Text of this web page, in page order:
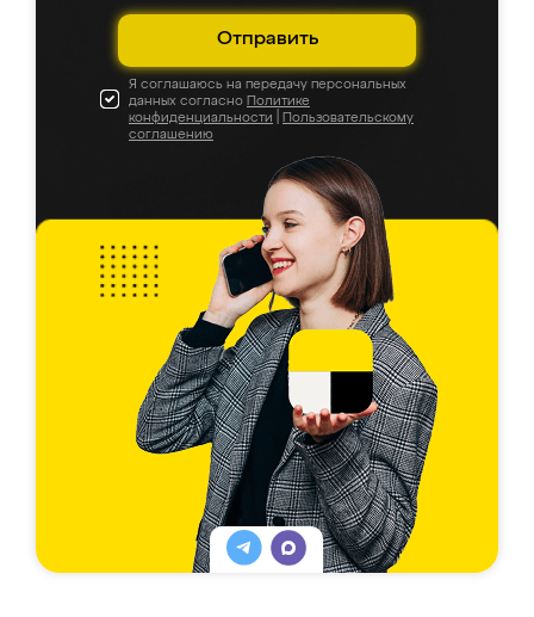
Отправить
Я соглашаюсь на передачу персональных
данных согласно Политике
конфиденциальности
Пользовательскому
соглашению